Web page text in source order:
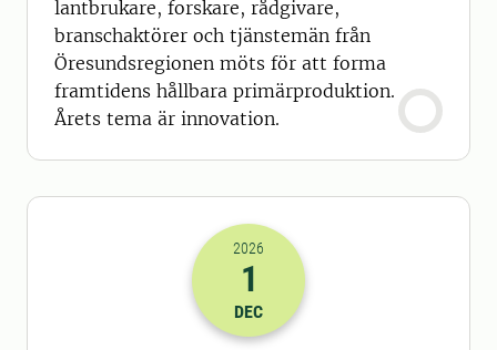
lantbrukare, forskare, rådgivare,
branschaktörer och tjänstemän från
Öresundsregionen möts för att forma
framtidens hållbara primärproduktion.
Årets tema är innovation.
2026-01-12 09:00
2026
1
DEC